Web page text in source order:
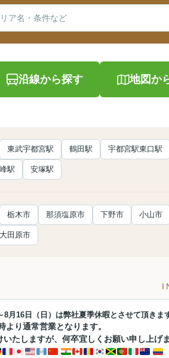
沿線から探す 地図か
東武宇都宮駅 鶴田駅 宇都宮駅東口駅
峰駅 安塚駅
栃木市 那須塩原市 下野市 小山市
大田原市
8月16日（日）は弊社夏季休暇とさせて頂きま
より通常営業となります。
いたしますが、何卒宜しくお願い申し上げま